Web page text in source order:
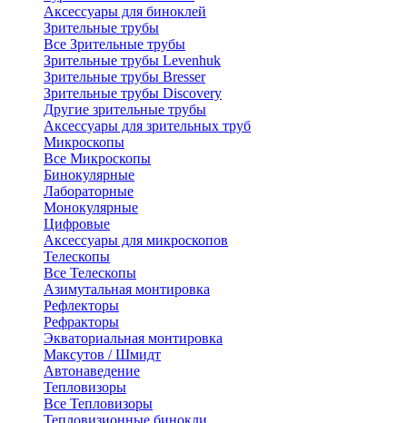
Аксессуары для биноклей
Зрительные трубы
Все Зрительные трубы
Зрительные трубы Levenhuk
Зрительные трубы Bresser
Зрительные трубы Discovery
Другие зрительные трубы
Аксессуары для зрительных труб
Микроскопы
Все Микроскопы
Бинокулярные
Лабораторные
Монокулярные
Цифровые
Аксессуары для микроскопов
Телескопы
Все Телескопы
Азимутальная монтировка
Рефлекторы
Рефракторы
Экваториальная монтировка
Максутов / Шмидт
Автонаведение
Тепловизоры
Все Тепловизоры
Тепловизионные бинокли